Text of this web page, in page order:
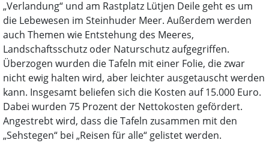
„Verlandung“ und am Rastplatz Lütjen Deile geht es um
die Lebewesen im Steinhuder Meer. Außerdem werden
auch Themen wie Entstehung des Meeres,
Landschaftsschutz oder Naturschutz aufgegriffen.
Überzogen wurden die Tafeln mit einer Folie, die zwar
nicht ewig halten wird, aber leichter ausgetauscht werden
kann. Insgesamt beliefen sich die Kosten auf 15.000 Euro.
Dabei wurden 75 Prozent der Nettokosten gefördert.
Angestrebt wird, dass die Tafeln zusammen mit den
„Sehstegen“ bei „Reisen für alle“ gelistet werden.